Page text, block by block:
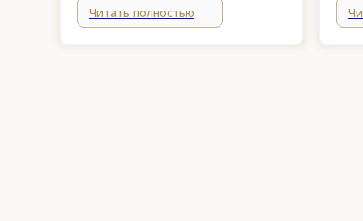
Читать полностью